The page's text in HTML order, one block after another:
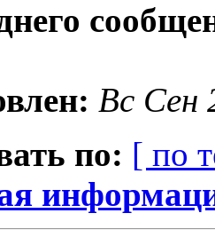
Вс Сен
по: [ по